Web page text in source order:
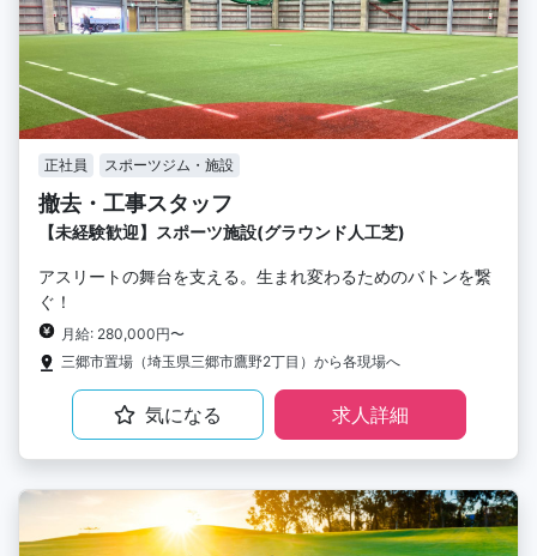
正社員 スポーツジム・施設
撤去・工事スタッフ
【未経験歓迎】スポーツ施設(グラウンド人工芝)
アスリートの舞台を支える。生まれ変わるためのバトンを繋
ぐ！
月給: 280,000円〜
三郷市置場（埼玉県三郷市鷹野2丁目）から各現場へ
気になる 求人詳細